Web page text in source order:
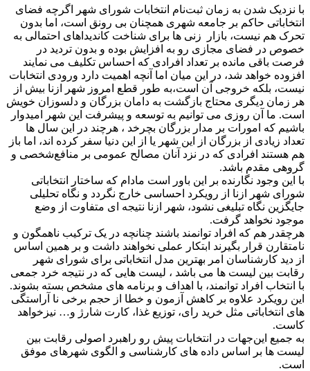
با نزدیک شدن به زمان ثبت‌نام انتخابات شورای شهر اگرچه فضای
انتخاباتی حاکم بر جامعه شهری همچنان بی رونق است، اما بدون
تحرک هم ‌نیست، بازار زنی ها برای شناخت کاندیداهای احتمالی به
خصوص در فضای مجازی رو به افزایش بوده و بدون تردید در
فرصت باقی مانده بر تعداد افرادی که احساس تکلیف می نمایند
افزوده خواهد شد، در این میان اما آنچه اهمیت دارد ورودی انتخابات
نیست، بلکه خروجی آن است،به طور قطع امروز شهر ازنا بیش از
هر زمان دیگری محتاج بازگشت به دامان بزرگان و دلسوزان خویش
است. ما آن روزی می توانیم به توسعه و پیشرفت این شهر امیدوار
باشیم که امورات بر مدار بزرگان بچرخد ، هرچند در این سال ها
تعداد زیادی از بزرگان از این شهر یا از این دنیا‌ سفر کرده اند، اما باز
هم هستند افرادی که در نزد آنان مصالح عمومی بر منافع‌شخصی و
گروهی مقدم باشد.
با این‌ وجود نگارنده بر این باور است مادام که ساختار انتخاباتی
شورای شهر ازنا از رویکرد احساسی خارج نگردد و نگاه تحلیلی
جایگزین نگاه تبلیغی نشود، شهر ازنا نتیجه ای متفاوت از وضع
موجود نخواهد گرفت.
هرچقدر هم که افراد توانمند باشند چنانچه در یک‌ ترکیب ناهمگون و
نامتقارن قرار بگیرند ابتکار عملی نخواهند داشت و بر همین اساس
از دید کارشناسان امر بهترین مدل انتخاباتی برای شورای شهر
رقابت بین لیست ها می باشد ، لیست هایی که در نتیجه خرد جمعی
با انتخاب افراد توانمند، با اهداف و برنامه های مشخص بسته بشوند.
این رویکرد علاوه بر کاهش آزمون و خطا از حجم برخی نا آراستگی
های انتخاباتی مثل خرید رای، توزیع غذا، کارت شارژ و… نیزخواهد
کاست.
به جمیع این‌جهات در انتخابات پیش رو راهبرد اصولی رقابت بین
لیست ها بر اساس داده های کارشناسی و الگوی شهرهای موفق
است.